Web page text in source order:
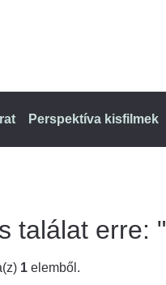
Perspektíva kisfilmek
találat erre: "
1 elemből.